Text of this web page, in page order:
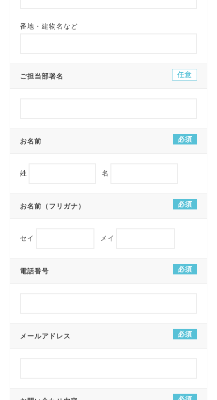
番地・建物名など
ご担当部署名 任意
お名前 必須
姓 名
お名前（フリガナ） 必須
セイ メイ
電話番号 必須
メールアドレス 必須